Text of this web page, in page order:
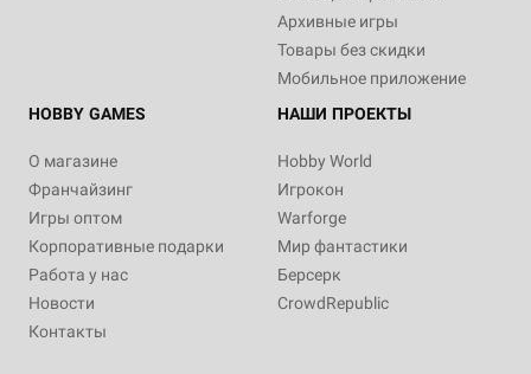
Архивные игры
Товары без скидки
Мобильное приложение
HOBBY GAMES
О магазине
Франчайзинг
Игры оптом
Корпоративные подарки
Работа у нас
Новости
Контакты
НАШИ ПРОЕКТЫ
Hobby World
Игрокон
Warforge
Мир фантастики
Берсерк
CrowdRepublic